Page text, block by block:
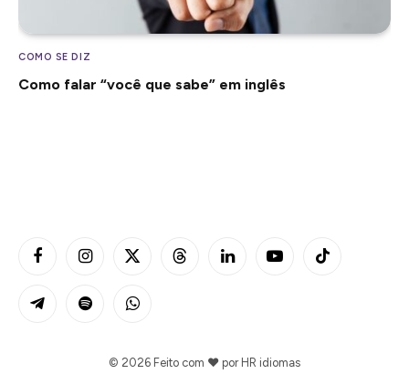
COMO SE DIZ
Como falar “você que sabe” em inglês
FacebookInstagramX
Threads LinkedIn YouTubeTikTok
TelegramSpotify WhatsApp
© 2026 Feito com ❤️ por HR idiomas